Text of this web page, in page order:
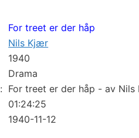
For treet er der håp
Nils Kjær
1940
Drama
For treet er der håp - av
01:24:25
1940-11-12